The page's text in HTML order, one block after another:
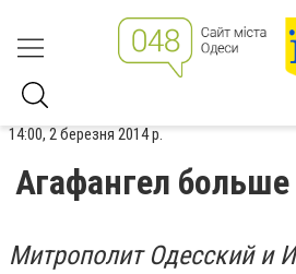
14:00, 2 березня 2014 р.
Агафангел больше
Митрополит Одесский и